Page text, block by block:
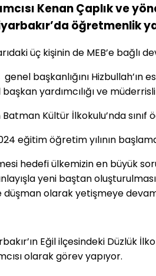
Kenan Çaplık ve
öğretmenlik
üç kişinin de MEB’e bağlı
başkanlığını Hizbullah’ın
yardımcılığı ve
Batman Kültür İlkokulu’nda
eğitim öğretim yılının
hedefi ülkemizin en büyük
yeni baştan
olarak yetişmeye
Eğil ilçesindeki Düzlük
olarak görev yapıyor.